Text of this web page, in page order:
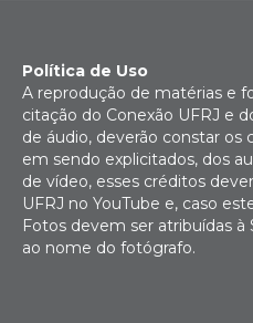
Política de Uso
A reprodução de matérias e
citação do Conexão UFRJ e
de áudio, deverão constar os
em sendo explicitados, dos
de vídeo, esses créditos
UFRJ no YouTube e, caso
Fotos devem ser atribuídas
ao nome do fotógrafo.